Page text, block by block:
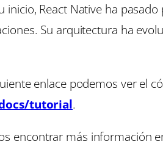
inicio, React Native ha
Su arquitectura ha
enlace podemos ver el
tutorial.
encontrar más información